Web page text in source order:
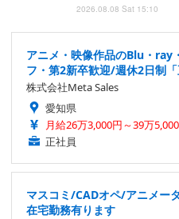
2026.08.08 Sat 15:10
アニメ・映像作品のBlu・ray
フ・第2新卒歓迎/週休2日制
株式会社Meta Sales
愛知県
月給26万3,000円～39万
正社員
マスコミ/CADオペ/アニメー
在宅勤務有ります